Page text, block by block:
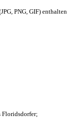
PNG, GIF) enthalten.
Floridsdorfer;